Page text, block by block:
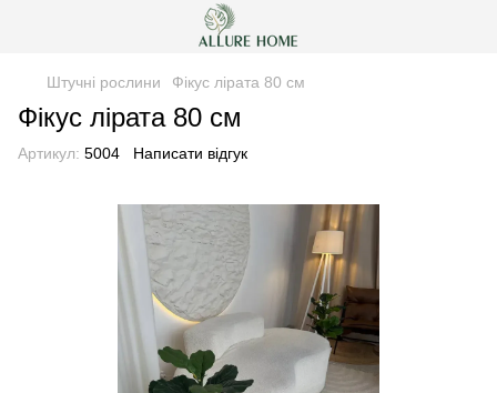
Штучні рослини Фікус лірата 80 см
Фікус лірата 80 см
Артикул: 5004 Написати відгук